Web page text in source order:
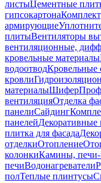
листыЦементные
гипсокартона
армирующие
плитыВентиляторы
вентиляционные,
кровельные материалы
водоотводКровельные
кровли
материалыШифер
вентиляцияОтделка
панелиСайдинг
панелейДекоративные
плитка для фасада
отделкиОтопление
колонкиКамины,
печиВодонагреватели
полТеплые плинтусы